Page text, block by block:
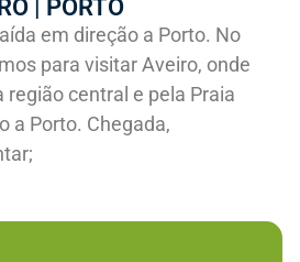
| PORTO
em direção a Porto. No
para visitar Aveiro, onde
região central e pela Praia
a Porto. Chegada,